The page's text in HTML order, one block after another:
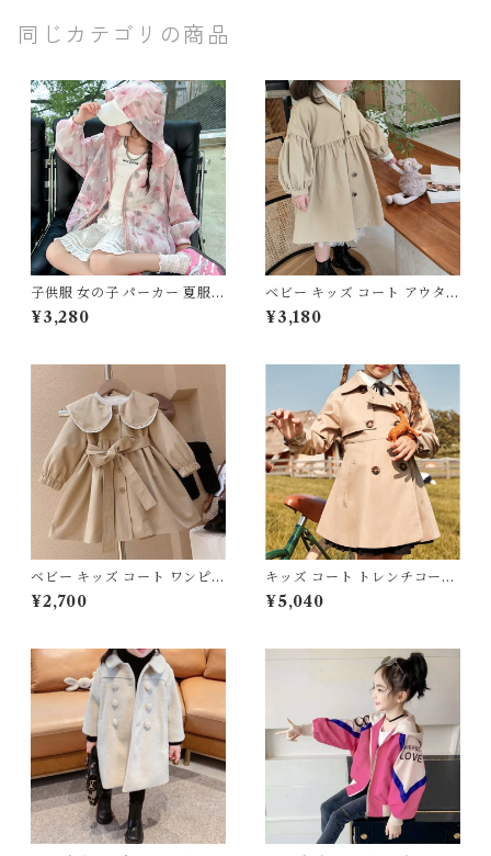
同じカテゴリの商品
子供服 女の子 パーカー 夏服
ウィンドブレーカー UVカット
ラッシュガード フード付き 長
け感 メッシュ ライトアウター
キッズ ジュニア 通園 通学 日
焼け防止 冷房対策 お出かけ
¥3,280
ベビー キッズ コート アウター
トレンチコート スプリングコ
ート 上着 襟付き ギャザー フ
ジュ 90 100 110 120 130 140
¥3,180
ベビー キッズ コート ワンピジ
ャケット 襟付き フリル リボン
フレア ボタン 膝丈 子供服 女
40cm
¥2,700
キッズ コート トレンチコート
襟付き ポケット ボタン 膝丈
フレア 子供服 女の子 男の子
130 140 150 160cm
¥5,040